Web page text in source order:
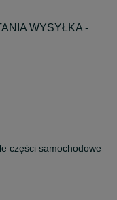
WYSYŁKA -
części samochodowe